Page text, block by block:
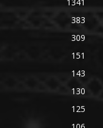
383
309
151
143
130
125